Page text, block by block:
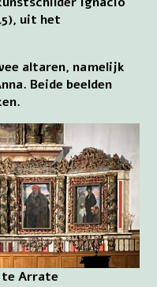
uit het
altaren, namelijk
Beide beelden
te Arrate